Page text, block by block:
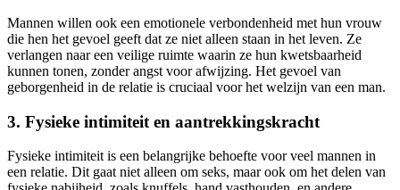
Mannen willen ook een emotionele verbondenheid met hun vrouw
die hen het gevoel geeft dat ze niet alleen staan in het leven. Ze
verlangen naar een veilige ruimte waarin ze hun kwetsbaarheid
kunnen tonen, zonder angst voor afwijzing. Het gevoel van
geborgenheid in de relatie is cruciaal voor het welzijn van een man.
3. Fysieke intimiteit en aantrekkingskracht
Fysieke intimiteit is een belangrijke behoefte voor veel mannen in
een relatie. Dit gaat niet alleen om seks, maar ook om het delen van